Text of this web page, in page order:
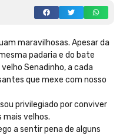
maravilhosas. Apesar da
padaria e do bate
Senadinho, a cada
que mexe com nosso
privilegiado por conviver
mais velhos.
a sentir pena de alguns